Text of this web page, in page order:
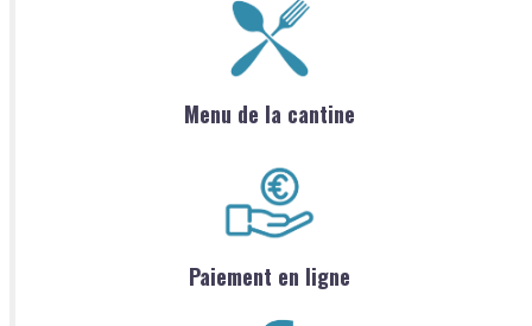
Menu de la cantine
Paiement en ligne